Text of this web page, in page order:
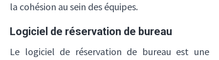
la cohésion au sein des équipes.
Logiciel de réservation de bureau
Le logiciel de réservation de bureau est une